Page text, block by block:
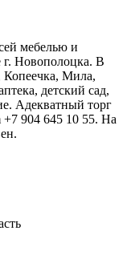
мебелью и
г. Новополоцка. В
Копеечка, Мила,
детский сад,
Адекватный торг
+7 904 645 10 55. На